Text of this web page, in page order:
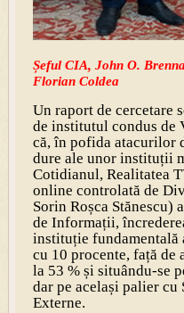
Șeful CIA, John O.
Florian Coldea
Un raport de cercetare
de institutul condus de
că, în pofida atacurilor
dure ale unor instituții
Cotidianul, Realitatea
online controlată de
Sorin Roșca Stănescu)
de Informații,
instituție fundamentală
cu 10 procente, față de
la 53 % și situându-se
dar pe același palier
Externe.